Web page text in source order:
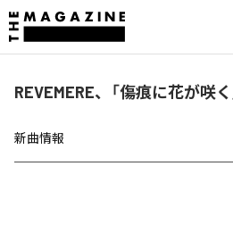
REVEMERE、「傷痕に花が咲
新曲情報